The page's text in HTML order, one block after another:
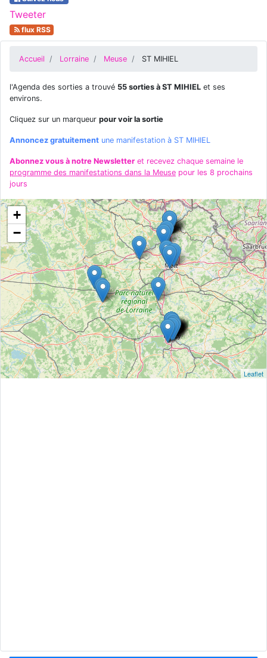
Tweeter
flux RSS
Accueil Lorraine Meuse ST MIHIEL
l'Agenda des sorties a trouvé 55 sorties à ST MIHIEL et ses
environs.
Cliquez sur un marqueur pour voir la sortie
Annoncez gratuitement une manifestation à ST MIHIEL
Abonnez vous à notre Newsletter et recevez chaque semaine le
programme des manifestations dans la Meuse pour les 8 prochains
jours
+
−
Leaflet